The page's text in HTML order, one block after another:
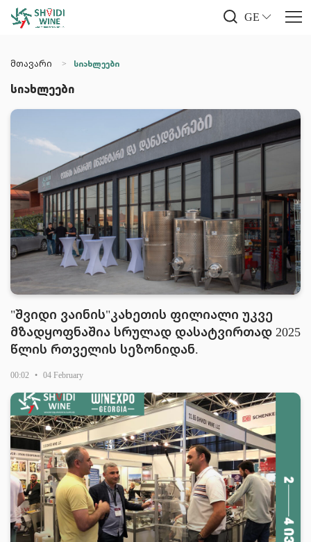
GE
მთავარი სიახლეები
სიახლეები
"შვიდი ვაინის"კახეთის ფილიალი უკვე
მზადყოფნაშია სრულად დასატვირთად 2025
წლის რთველის სეზონიდან.
00:02 • 04 February